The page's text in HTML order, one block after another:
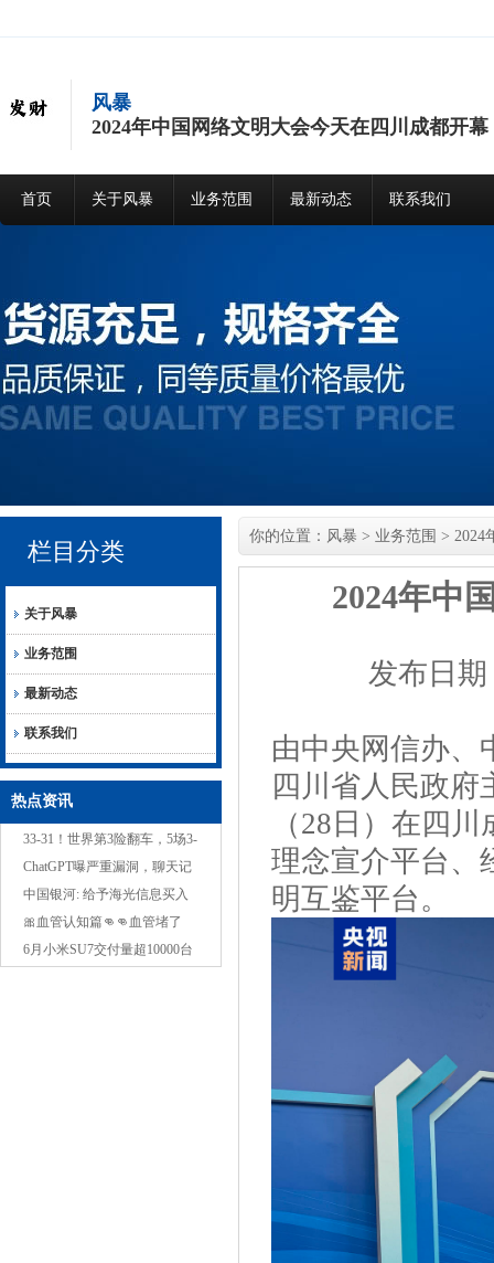
风暴
2024年中国网络文明大会今天在四川成都开幕
首页 关于风暴 业务范围 最新动态 联系我们
栏目分类
关于风暴
业务范围
最新动态
联系我们
热点资讯
33-31！世界第3险翻车，5场3-
0，中国女排冲3连胜，1队变
NO.1？
ChatGPT曝严重漏洞，聊天记
录黑客随意看，网友：本地运
行也没用
中国银河: 给予海光信息买入
评级
🎀血管认知篇👊👊血管堵了
20%没感觉血管堵了40%有点
6月小米SU7交付量超10000台
你的位置： 风暴 > 业务范围 > 2024
2024年中
发布日
由中央网信办、
四川省人民政府
（28日）在四
理念宣介平台、
明互鉴平台。